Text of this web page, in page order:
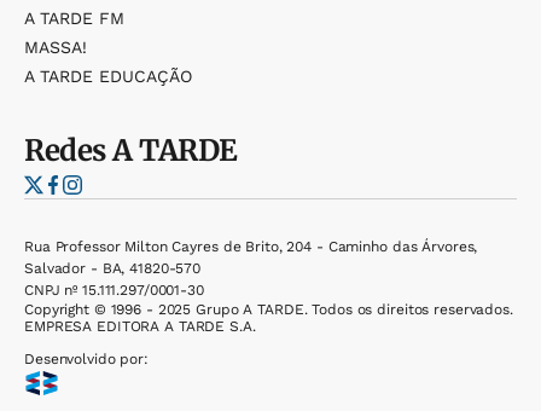
A TARDE FM
MASSA!
A TARDE EDUCAÇÃO
RedesA TARDE
Rua Professor Milton Cayres de Brito, 204 - Caminho das Árvores,
Salvador - BA, 41820-570
CNPJ nº 15.111.297/0001-30
Copyright © 1996 - 2025 Grupo A TARDE. Todos os direitos reservados.
EMPRESA EDITORA A TARDE S.A.
Desenvolvido por: